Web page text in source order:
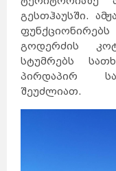
გესთჰაუსში.
გოდერძის
სტუმრებს
პირდაპირ
შეუძლიათ.